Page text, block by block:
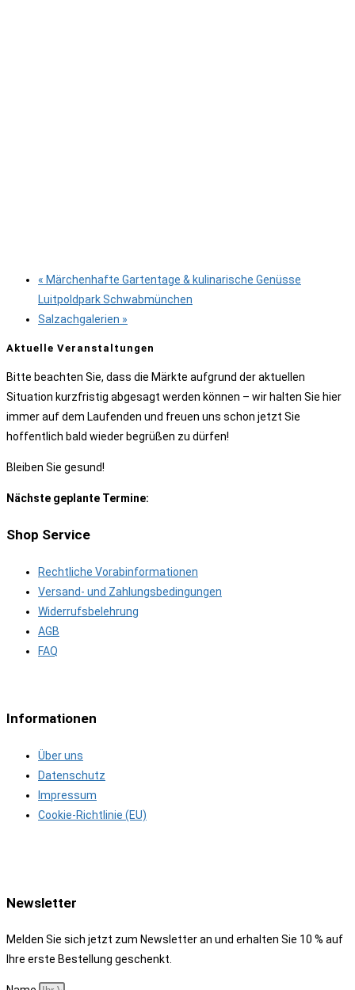
« Märchenhafte Gartentage & kulinarische Genüsse
Luitpoldpark Schwabmünchen
Salzachgalerien »
Aktuelle Veranstaltungen
Bitte beachten Sie, dass die Märkte aufgrund der aktuellen
Situation kurzfristig abgesagt werden können – wir halten Sie hier
immer auf dem Laufenden und freuen uns schon jetzt Sie
hoffentlich bald wieder begrüßen zu dürfen!
Bleiben Sie gesund!
Nächste geplante Termine:
Shop Service
Rechtliche Vorabinformationen
Versand- und Zahlungsbedingungen
Widerrufsbelehrung
AGB
FAQ
Informationen
Über uns
Datenschutz
Impressum
Cookie-Richtlinie (EU)
Newsletter
Melden Sie sich jetzt zum Newsletter an und erhalten Sie 10 % auf
Ihre erste Bestellung geschenkt.